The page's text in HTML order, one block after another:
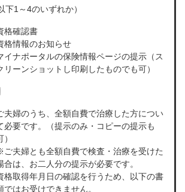
下1～4のいずれか）
格確認書
格情報のお知らせ
イナポータルの保険情報ページの提示（ス
リーンショットし印刷したものでも可）
夫婦のうち、全額自費で治療した方につい
必要です。（提示のみ・コピーの提示も
）
ご夫婦とも全額自費で検査・治療を受けた
合は、お二人分の提示が必要です。
格取得年月日の確認を行うため、以下の書
ではお受けできません。